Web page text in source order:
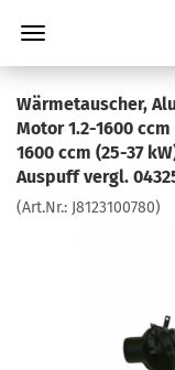
Wärmetauscher,
Motor 1.2-1600 ccm
1600 ccm (25-37
Auspuff vergl.
(Art.Nr.: J8123100780)